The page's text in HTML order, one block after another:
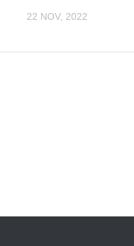
22 NOV, 2022